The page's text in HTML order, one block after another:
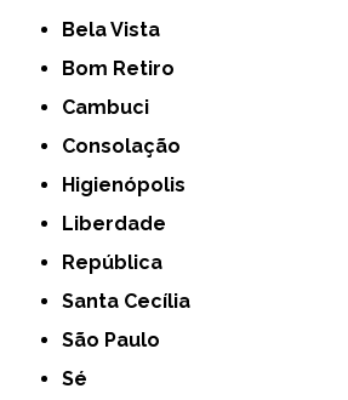
Bela Vista
Bom Retiro
Cambuci
Consolação
Higienópolis
Liberdade
República
Santa Cecília
São Paulo
Sé